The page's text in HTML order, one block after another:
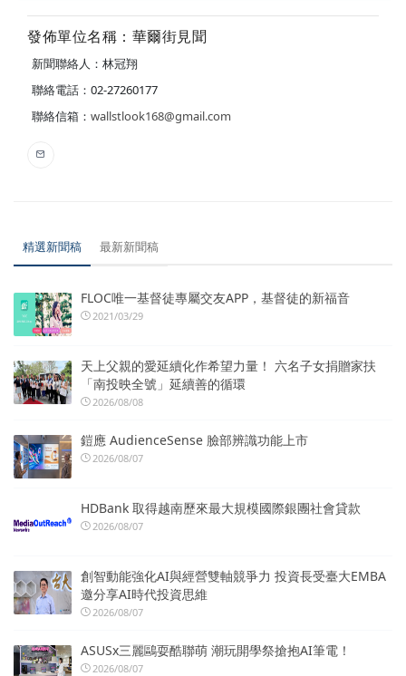
發佈單位名稱：華爾街見聞
新聞聯絡人：林冠翔
聯絡電話：02-27260177
聯絡信箱： wallstlook168@gmail.com
精選新聞稿 最新新聞稿
FLOC唯一基督徒專屬交友APP，基督徒的新福音
2021/03/29
天上父親的愛延續化作希望力量！ 六名子女捐贈家扶
「南投映全號」延續善的循環
2026/08/08
鎧應 AudienceSense 臉部辨識功能上市
2026/08/07
HDBank 取得越南歷來最大規模國際銀團社會貸款
2026/08/07
創智動能強化AI與經營雙軸競爭力 投資長受臺大EMBA
邀分享AI時代投資思維
2026/08/07
ASUSx三麗鷗耍酷聯萌 潮玩開學祭搶抱AI筆電！
2026/08/07